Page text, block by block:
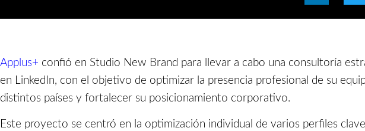
Applus+ confió en Studio New Brand para llevar a cabo una consultoría
en LinkedIn, con el objetivo de optimizar la presencia profesional de su
distintos países y fortalecer su posicionamiento corporativo.
Este proyecto se centró en la optimización individual de varios perfiles